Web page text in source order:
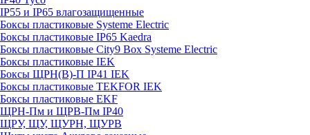
IP55 и IP65 влагозащищенные
Боксы пластиковые Systeme Electric
Боксы пластиковые IP65 Kaedra
Боксы пластиковые City9 Box Systeme Electric
Боксы пластиковые IEK
Боксы ЩРН(В)-П IP41 IEK
Боксы пластиковые TEKFOR IEK
Боксы пластиковые EKF
ЩРН-Пм и ЩРВ-Пм IP40
ЩРУ, ЩУ, ЩУРН, ЩУРВ